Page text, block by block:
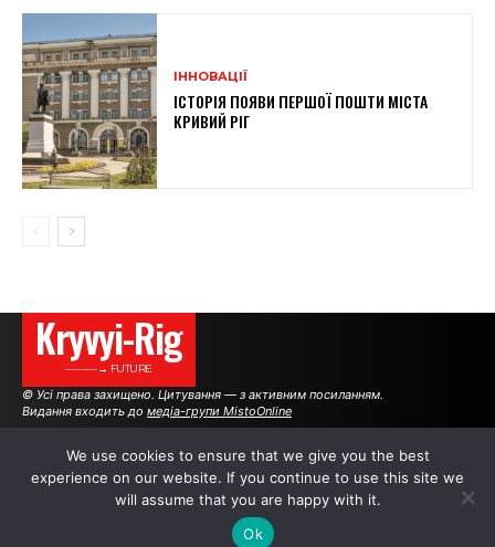
ІННОВАЦІЇ
ІСТОРІЯ ПОЯВИ ПЕРШОЇ ПОШТИ МІСТА
КРИВИЙ РІГ
Kryvyi-Rig
———→ FUTURE
© Усі права захищено. Цитування — з активним посиланням.
Видання входить до медіа-групи MistoOnline
АВТОРИ РЕКЛАМА НА САЙТІ
We use cookies to ensure that we give you the best
experience on our website. If you continue to use this site we
will assume that you are happy with it.
Ok